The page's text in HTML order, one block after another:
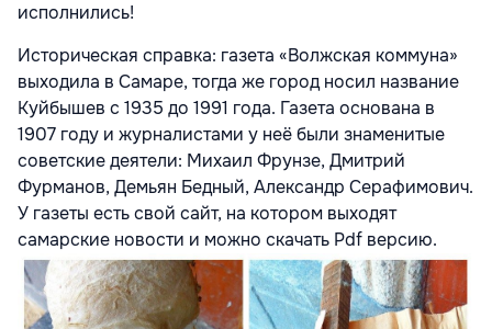
исполнились!
Историческая справка: газета «Волжская коммуна»
выходила в Самаре, тогда же город носил название
Куйбышев с 1935 до 1991 года. Газета основана в
1907 году и журналистами у неё были знаменитые
советские деятели: Михаил Фрунзе, Дмитрий
Фурманов, Демьян Бедный, Александр Серафимович.
У газеты есть свой сайт, на котором выходят
самарские новости и можно скачать Pdf версию.